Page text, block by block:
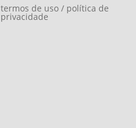
termos de uso / política de
privacidade